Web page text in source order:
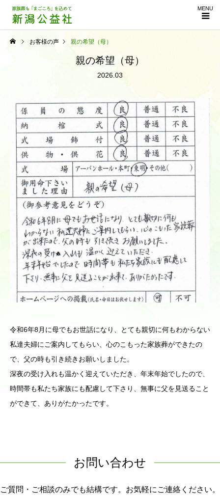
MENU
お客様の声 親の希望（母）
親の希望（母）
2026.03
令和6年8月に母でもお世話になり、とても親切に何もわからない
私達夫婦にご案内してもらい、心のこもった家族葬ができたの
で、父の時も引き続きお願いしました。
深夜の受け入れも温かく迎えていただき、年末年始でしたので、
時間帯も私たち家族にも配慮して下さり、無事に父を見送ること
ができて、ありがたかったです。
お問い合わせ
ご質問・ご相談のみでも結構です。お気軽にご連絡ください。